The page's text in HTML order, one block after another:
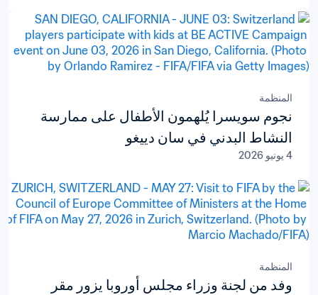
المنظمة
نجوم سويسرا يُلهمون الأطفال على ممارسة
النشاط البدني في سان دييغو
4 يونيو 2026
المنظمة
وفد من لجنة وزراء مجلس أوروبا يزور مقر